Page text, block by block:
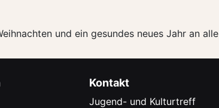
und ein gesundes neues Jahr an alle
Kontakt
Jugend- und Kulturtreff